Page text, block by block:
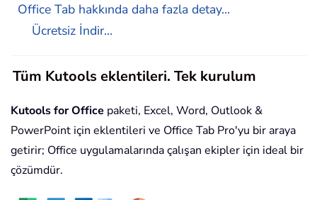
Office Tab hakkında daha fazla detay...
Ücretsiz İndir...
Tüm Kutools eklentileri. Tek kurulum
Kutools for Office paketi, Excel, Word, Outlook &
PowerPoint için eklentileri ve Office Tab Pro'yu bir araya
getirir; Office uygulamalarında çalışan ekipler için ideal bir
çözümdür.